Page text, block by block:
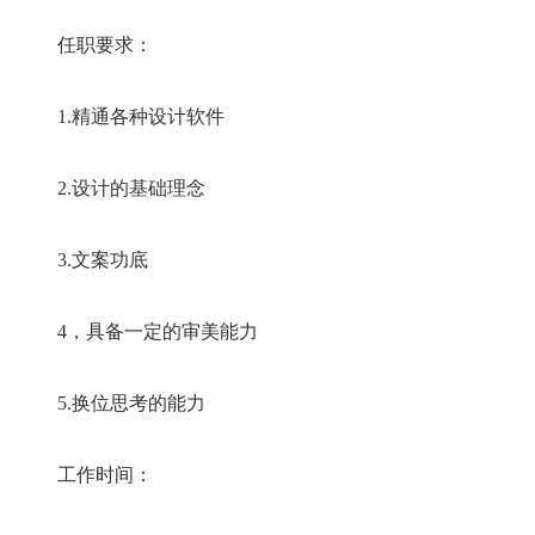
任职要求：
1.精通各种设计软件
2.设计的基础理念
3.文案功底
4，具备一定的审美能力
5.换位思考的能力
工作时间：